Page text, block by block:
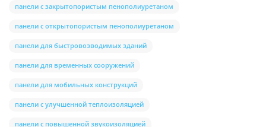
панели с закрытопористым пенополиуретаном
панели с открытопористым пенополиуретаном
панели для быстровозводимых зданий
панели для временных сооружений
панели для мобильных конструкций
панели с улучшенной теплоизоляцией
панели с повышенной звукоизоляцией